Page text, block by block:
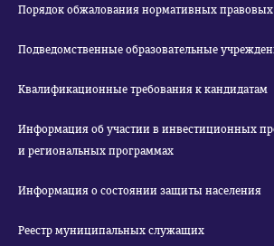
Порядок обжалования нормативных правовых
Подведомственные образовательные
Квалификационные требования к кандидатам
Информация об участии в инвестиционных
и региональных программах
Информация о состоянии защиты населения
Реестр муниципальных служащих